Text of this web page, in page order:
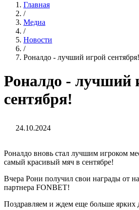
Главная
/
Медиа
/
Новости
/
Роналдо - лучший игрой сентября!
Роналдо - лучший
сентября!
24.10.2024
Роналдо вновь стал лучшим игроком
самый красивый мяч в сентябре!
Вчера Рони получил свои награды от
партнера FONBET!
Поздравляем и ждем еще больше ярких